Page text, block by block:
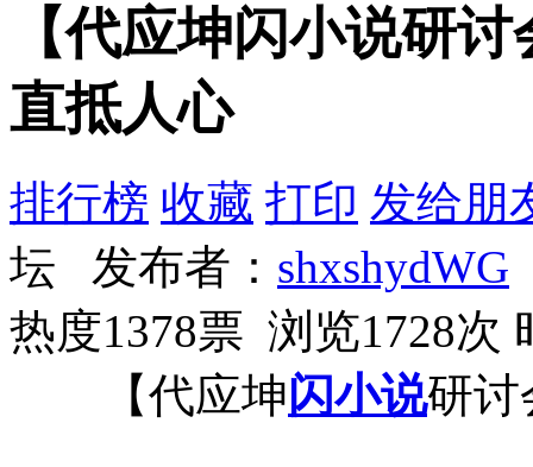
【代应坤闪小说研
直抵人心
排行榜 收藏 打印 发给朋
坛 发布者： shxshydWG
热度1378票 浏览1728次
【代应坤闪小说研讨